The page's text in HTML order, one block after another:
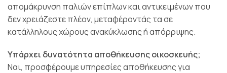
απομάκρυνση παλιών επίπλων και αντικειμένων που
δεν χρειάζεστε πλέον, μεταφέροντάς τα σε
κατάλληλους χώρους ανακύκλωσης ή απόρριψης.
Υπάρχει δυνατότητα αποθήκευσης οικοσκευής;
Ναι, προσφέρουμε υπηρεσίες αποθήκευσης για